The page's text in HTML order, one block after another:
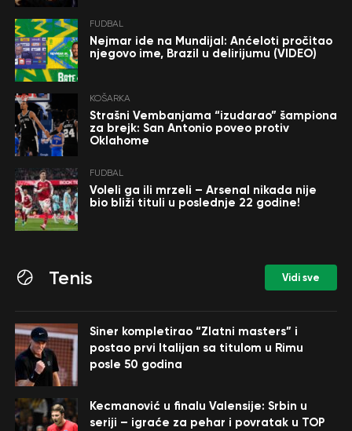
FUDBAL
Nejmar ide na Mundijal: Anćeloti pročitao
njegovo ime, Brazil u delirijumu (VIDEO)
KOŠARKA
Strašni Vembanjama “izudarao” šampiona
za brejk: San Antonio poveo protiv
Oklahome
FUDBAL
Voleli ga ili mrzeli – Arsenal nikada nije
bio bliži tituli u poslednje 22 godine!
Tenis Vidi sve
Siner kompletirao “Zlatni masters” i
postao prvi Italijan sa titulom u Rimu
posle 50 godina
Kecmanović u finalu Valensije: Srbin u
seriji – igraće za pehar i povratak u TOP